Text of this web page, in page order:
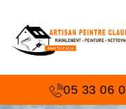
05 33 06